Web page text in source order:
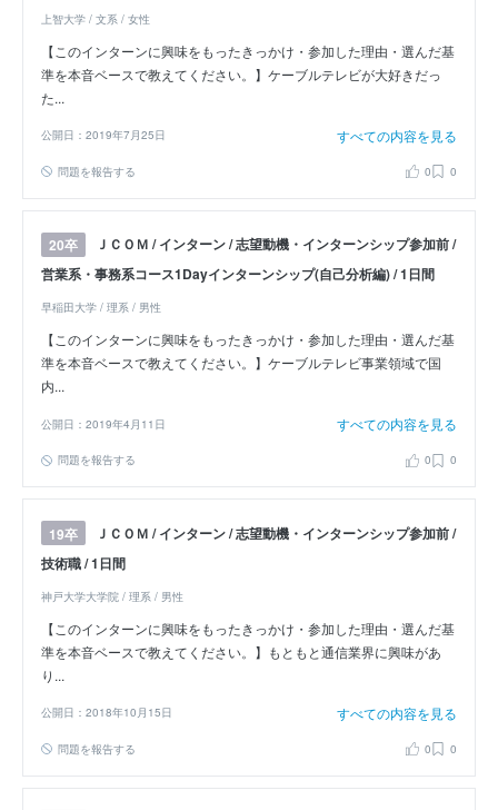
上智大学 / 文系 / 女性
【このインターンに興味をもったきっかけ・参加した理由・選んだ基
準を本音ベースで教えてください。】ケーブルテレビが大好きだっ
た...
公開日：2019年7月25日 すべての内容を見る
問題を報告する 0 0
20卒
ＪＣＯＭ / インターン / 志望動機・インターンシップ参加前 /
営業系・事務系コース1Dayインターンシップ(自己分析編) / 1日間
早稲田大学 / 理系 / 男性
【このインターンに興味をもったきっかけ・参加した理由・選んだ基
準を本音ベースで教えてください。】ケーブルテレビ事業領域で国
内...
公開日：2019年4月11日 すべての内容を見る
問題を報告する 0 0
19卒
ＪＣＯＭ / インターン / 志望動機・インターンシップ参加前 /
技術職 / 1日間
神戸大学大学院 / 理系 / 男性
【このインターンに興味をもったきっかけ・参加した理由・選んだ基
準を本音ベースで教えてください。】もともと通信業界に興味があ
り...
公開日：2018年10月15日 すべての内容を見る
問題を報告する 0 0